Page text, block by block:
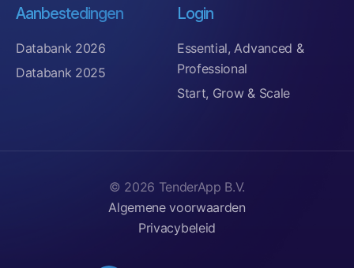
Aanbestedingen
Databank 2026
Databank 2025
Login
Essential, Advanced &
Professional
Start, Grow & Scale
© 2026 TenderApp B.V.
Algemene voorwaarden
Privacybeleid